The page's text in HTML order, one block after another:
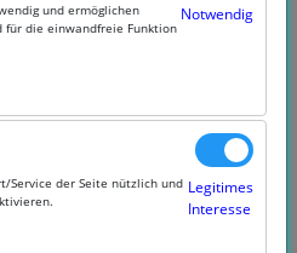
1 – klassisches
1)
und ermöglichen
für die einwandfreie Funktion
Notwendig
Service der Seite nützlich und Legitimes
Interesse
und ermöglichen
für die einwandfreie Funktion
Notwendig
Service der Seite nützlich und Legitimes
Interesse